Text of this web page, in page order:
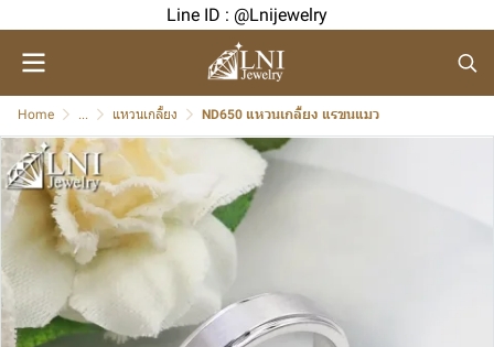
Line ID : @Lnijewelry
Home ... แหวนเกลี้ยง ND650 แหวนเกลี้ยง แรขนแมว